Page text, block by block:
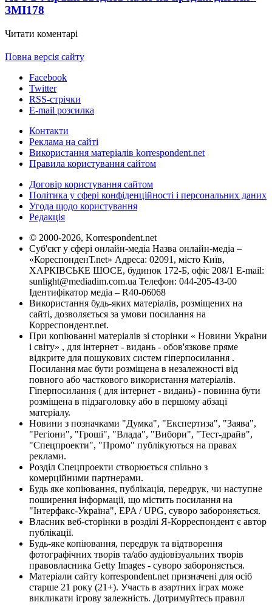
ЗМІ178
Читати коментарі
Повна версія сайту
Facebook
Twitter
RSS-стрічки
E-mail розсилка
Контакти
Реклама на сайті
Використання матеріалів korrespondent.net
Правила користування сайтом
Договір користування сайтом
Політика у сфері конфіденційності і персональних даних
Угода щодо користування
Редакція
© 2000-2026, Korrespondent.net
Суб'єкт у сфері онлайн-медіа Назва онлайн-медіа –
«КореспонденТ.net» Адреса: 02091, місто Київ,
ХАРКІВСЬКЕ ШОСЕ, будинок 172-Б, офіс 208/1 E-mail:
sunlight@mediadim.com.ua Телефон: 044-205-43-00
Ідентифікатор медіа – R40-06068
Використання будь-яких матеріалів, розміщених на
сайті, дозволяється за умови посилання на
Корреспондент.net.
При копіюванні матеріалів зі сторінки « Новини України
і світу» , для інтернет - видань - обов'язкове пряме
відкрите для пошукових систем гіперпосилання .
Посилання має бути розміщена в незалежності від
повного або часткового використання матеріалів.
Гіперпосилання ( для інтернет - видань) - повинна бути
розміщена в підзаголовку або в першому абзаці
матеріалу.
Новини з позначками "Думка", "Експертиза", "Заява",
"Регіони", "Гроші", "Влада", "Вибори", "Тест-драйв",
"Спецпроекти", "Промо" публікуються на правах
реклами.
Розділ Спецпроекти створюється спільно з
комерційними партнерами.
Будь яке копіювання, публікація, передрук, чи наступне
поширення інформації, що містить посилання на
"Інтерфакс-Україна", EPA / UPG, суворо забороняється.
Власник веб-сторінки в розділі Я-Корреспондент є автор
публікації.
Будь-яке копіювання, передрук та відтворення
фотографічних творів та/або аудіовізуальних творів
правовласника Getty Images - суворо забороняється.
Матеріали сайту korrespondent.net призначені для осіб
старше 21 року (21+). Участь в азартних іграх може
викликати ігрову залежність. Дотримуйтесь правил